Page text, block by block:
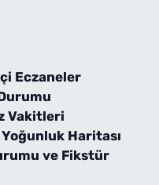
Eczaneler
Vakitleri
Haritası
ve Fikstür